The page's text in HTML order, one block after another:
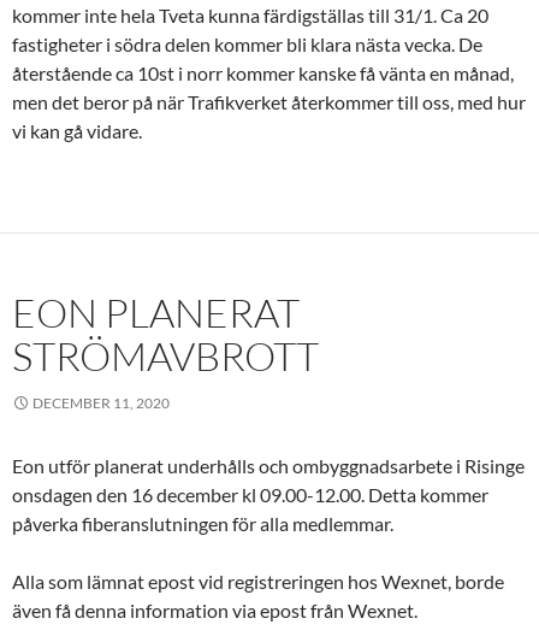
kommer inte hela Tveta kunna färdigställas till 31/1. Ca 20
fastigheter i södra delen kommer bli klara nästa vecka. De
återstående ca 10st i norr kommer kanske få vänta en månad,
men det beror på när Trafikverket återkommer till oss, med hur
vi kan gå vidare.
EON PLANERAT
STRÖMAVBROTT
DECEMBER 11, 2020
Eon utför planerat underhålls och ombyggnadsarbete i Risinge
onsdagen den 16 december kl 09.00-12.00. Detta kommer
påverka fiberanslutningen för alla medlemmar.
Alla som lämnat epost vid registreringen hos Wexnet, borde
även få denna information via epost från Wexnet.